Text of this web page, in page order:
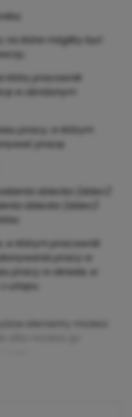
na które mógłby być
który pracownik
w obniżonym
pracy, w którym
pracę.
dziecka (dzieci)
dziecka (dzieci)
w którym pracownik
pracy w
pracy w okresie, w
urlopu